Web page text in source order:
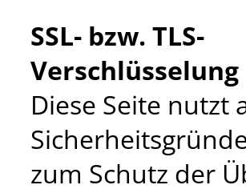
SSL- bzw. TLS-
Verschlüsselung
Diese Seite nutzt
zum Schutz der